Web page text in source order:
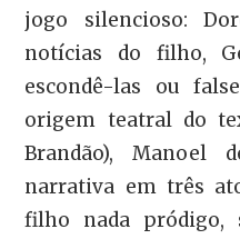
jogo silencioso:
notícias do filho,
escondê-las ou
origem teatral do
Brandão), Manoel
narrativa em três
filho nada pródigo,